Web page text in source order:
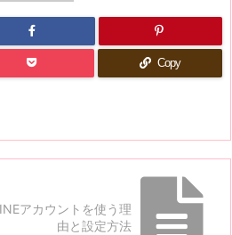
Copy
アカウントを使う理
由と設定方法